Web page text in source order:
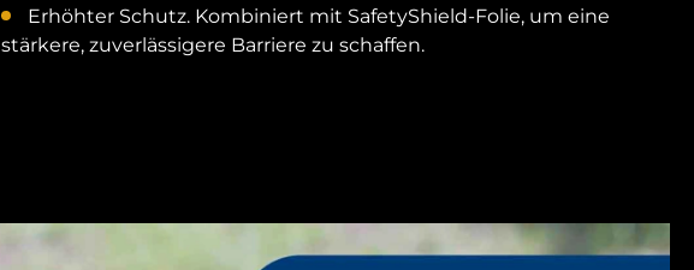
Erhöhter Schutz. Kombiniert mit SafetyShield-Folie, um eine
stärkere, zuverlässigere Barriere zu schaffen.